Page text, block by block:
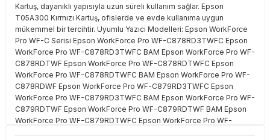
Triumph Adler
Utax
Xerox
Utax
Xerox
Kartuş, dayanıklı yapısıyla uzun süreli kullanım sağlar. Epson
T05A300 Kırmızı Kartuş, ofislerde ve evde kullanıma uygun
mükemmel bir tercihtir. Uyumlu Yazıcı Modelleri: Epson WorkForce
Pro WF-C Serisi Epson WorkForce Pro WF-C878RD3TWFC Epson
WorkForce Pro WF-C878RD3TWFC BAM Epson WorkForce Pro WF-
C878RDTWF Epson WorkForce Pro WF-C878RDTWFC Epson
WorkForce Pro WF-C878RDTWFC BAM Epson WorkForce Pro WF-
C878RDWF Epson WorkForce Pro WF-C879RD3TWFC Epson
WorkForce Pro WF-C879RD3TWFC BAM Epson WorkForce Pro WF-
C879RDTWF Epson WorkForce Pro WF-C879RDTWF BAM Epson
WorkForce Pro WF-C879RDTWFC Epson WorkForce Pro WF-